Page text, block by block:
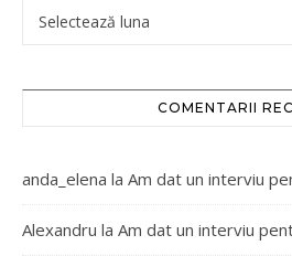
COMENTARII
anda_elena la Am dat un interviu
Alexandru la Am dat un interviu